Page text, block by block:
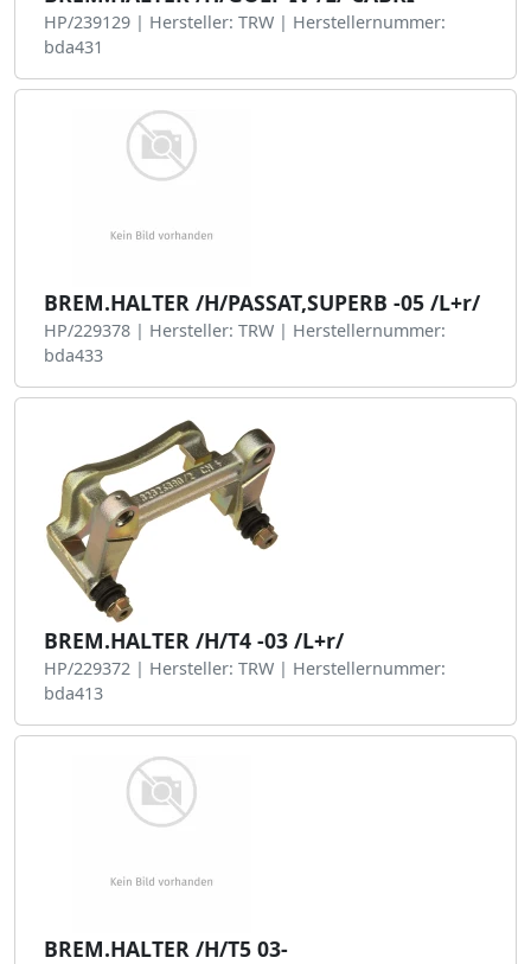
HP/239129 | Hersteller: TRW | Herstellernummer:
bda431
BREM.HALTER /H/PASSAT,SUPERB -05 /L+r/
HP/229378 | Hersteller: TRW | Herstellernummer:
bda433
BREM.HALTER /H/T4 -03 /L+r/
HP/229372 | Hersteller: TRW | Herstellernummer:
bda413
BREM.HALTER /H/T5 03-